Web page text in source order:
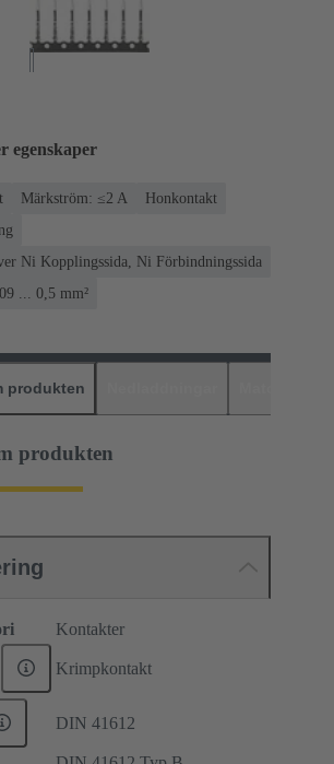
egenskaper
Märkström: ≤2 A
Honkontakt
Ni Kopplingssida, Ni Förbindningssida
... 0,5 mm²
produkten
produkten
Kontakter
Krimpkontakt
DIN 41612